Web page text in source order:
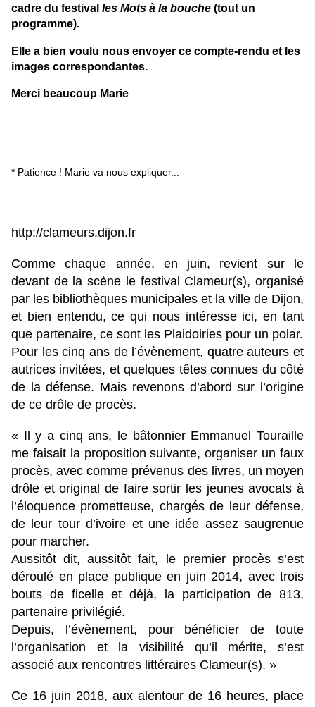
cadre du festival les Mots à la bouche (tout un
programme).
Elle a bien voulu nous envoyer ce compte-rendu et les
images correspondantes.
Merci beaucoup Marie
* Patience ! Marie va nous expliquer...
http://clameurs.dijon.fr
Comme chaque année, en juin, revient sur le
devant de la scène le festival Clameur(s), organisé
par les bibliothèques municipales et la ville de Dijon,
et bien entendu, ce qui nous intéresse ici, en tant
que partenaire, ce sont les Plaidoiries pour un polar.
Pour les cinq ans de l’évènement, quatre auteurs et
autrices invitées, et quelques têtes connues du côté
de la défense. Mais revenons d’abord sur l’origine
de ce drôle de procès.
« Il y a cinq ans, le bâtonnier Emmanuel Touraille
me faisait la proposition suivante, organiser un faux
procès, avec comme prévenus des livres, un moyen
drôle et original de faire sortir les jeunes avocats à
l’éloquence prometteuse, chargés de leur défense,
de leur tour d’ivoire et une idée assez saugrenue
pour marcher.
Aussitôt dit, aussitôt fait, le premier procès s’est
déroulé en place publique en juin 2014, avec trois
bouts de ficelle et déjà, la participation de 813,
partenaire privilégié.
Depuis, l’évènement, pour bénéficier de toute
l’organisation et la visibilité qu’il mérite, s’est
associé aux rencontres littéraires Clameur(s). »
Ce 16 juin 2018, aux alentour de 16 heures, place